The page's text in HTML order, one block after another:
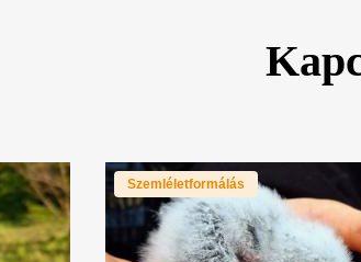
Szemléletformálás